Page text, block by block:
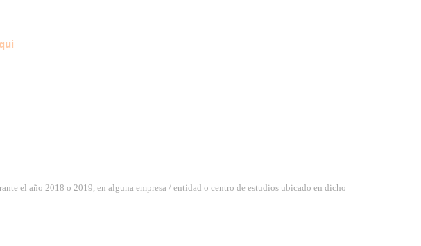
el año 2018 o 2019, en alguna empresa / entidad o centro de estudios ubicado en dicho